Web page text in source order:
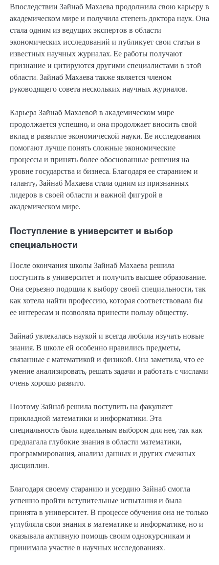
Впоследствии Зайнаб Махаева продолжила свою карьеру в
академическом мире и получила степень доктора наук. Она
стала одним из ведущих экспертов в области
экономических исследований и публикует свои статьи в
известных научных журналах. Ее работы получают
признание и цитируются другими специалистами в этой
области. Зайнаб Махаева также является членом
руководящего совета нескольких научных журналов.
Карьера Зайнаб Махаевой в академическом мире
продолжается успешно, и она продолжает вносить свой
вклад в развитие экономической науки. Ее исследования
помогают лучше понять сложные экономические
процессы и принять более обоснованные решения на
уровне государства и бизнеса. Благодаря ее старанием и
таланту, Зайнаб Махаева стала одним из признанных
лидеров в своей области и важной фигурой в
академическом мире.
Поступление в университет и выбор
специальности
После окончания школы Зайнаб Махаева решила
поступить в университет и получить высшее образование.
Она серьезно подошла к выбору своей специальности, так
как хотела найти профессию, которая соответствовала бы
ее интересам и позволяла принести пользу обществу.
Зайнаб увлекалась наукой и всегда любила изучать новые
знания. В школе ей особенно нравились предметы,
связанные с математикой и физикой. Она заметила, что ее
умение анализировать, решать задачи и работать с числами
очень хорошо развито.
Поэтому Зайнаб решила поступить на факультет
прикладной математики и информатики. Эта
специальность была идеальным выбором для нее, так как
предлагала глубокие знания в области математики,
программирования, анализа данных и других смежных
дисциплин.
Благодаря своему старанию и усердию Зайнаб смогла
успешно пройти вступительные испытания и была
принята в университет. В процессе обучения она не только
углубляла свои знания в математике и информатике, но и
оказывала активную помощь своим однокурсникам и
принимала участие в научных исследованиях.